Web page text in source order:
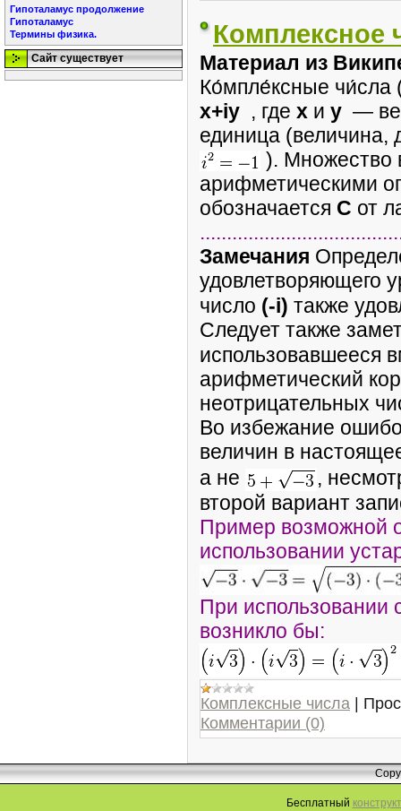
Гипоталамус продолжение
Гипоталамус
Термины физика.
Сайт существует
Комплексное
Материал из
Ко́мпле́ксные
x+iy , где x и y —
единица (величина,
). Множество
арифметическими
обозначается C от
Замечания
удовлетворяющего
число (-i) также
Следует также
использовавшееся
арифметический
неотрицательных
Во избежание
величин в
а не
,
второй вариант
Пример возможной
использовании
При использовании
возникло бы:
Комплексные числа |
Комментарии (0)
Бесплатный